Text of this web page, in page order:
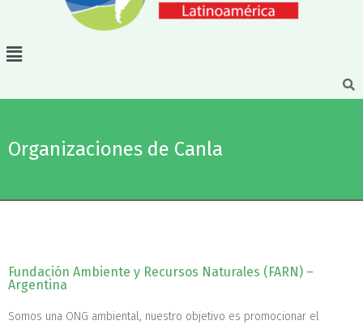
Organizaciones de Canla
Fundación Ambiente y Recursos Naturales (FARN) –
Argentina
Somos una ONG ambiental, nuestro objetivo es promocionar el